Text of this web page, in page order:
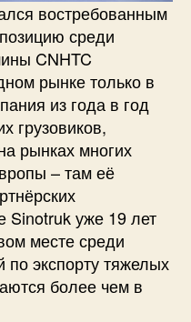
востребованным
среди
CNHTC
рынке только в
из года в год
грузовиков,
рынках многих
– там её
Sinotruk уже 19 лет
месте среди
по экспорту тяжелых
более чем в